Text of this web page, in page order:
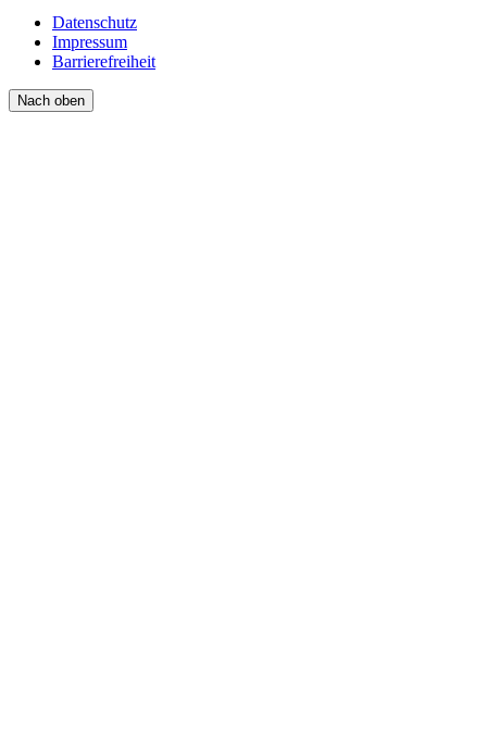
Datenschutz
Impressum
Barrierefreiheit
Nach oben